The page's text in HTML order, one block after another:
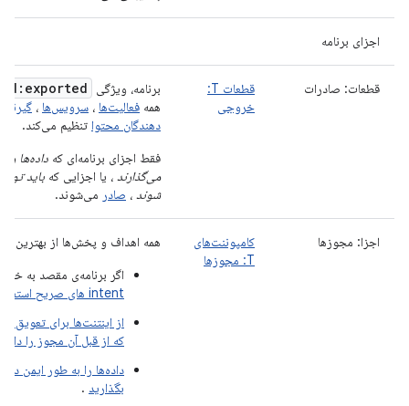
اجزای برنامه
قطعات: صادرات
قطعات T:
خروجی
برنامه، ویژگی
همه فعالیت‌ها ، سرویس‌ها ،
دهندگان محتوا تنظیم می‌کند.
فقط اجزای برنامه‌ای که داده‌ها را
می‌گذارند ، یا اجزایی که باید
شوند ، صادر می‌شوند.
اجزا: مجوزها
کامپوننت‌های
T: مجوزها
همه اهداف و پخش‌ها از بهترین
اگر برنامه‌ی مقصد به
intent های صریح استفاده کنید
از اینتنت‌ها برای تعویق
که از قبل آن مجوز را
داده‌ها را به طور ایمن در
بگذارید .